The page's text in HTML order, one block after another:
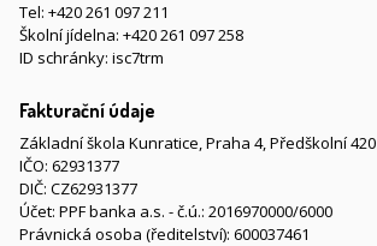
Tel: +420 261 097 211
Školní jídelna: +420 261 097 258
ID schránky: isc7trm
Fakturační údaje
Základní škola Kunratice, Praha 4, Předškolní 420
IČO: 62931377
DIČ: CZ62931377
Účet: PPF banka a.s. - č.ú.: 2016970000/6000
Právnická osoba (ředitelství): 600037461